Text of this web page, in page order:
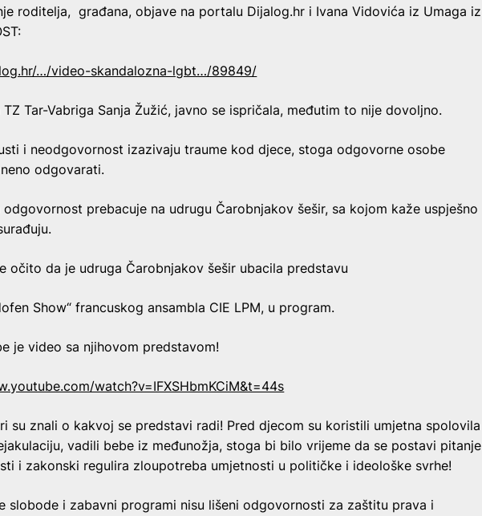
roditelja, građana, objave na portalu Dijalog.hr i Ivana Vidovića iz Umaga iz
…/video-skandalozna-lgbt…/89849/
Tar-Vabriga Sanja Žužić, javno se ispričala, međutim to nije dovoljno.
i neodgovornost izazivaju traume kod djece, stoga odgovorne osobe
odgovarati.
prebacuje na udrugu Čarobnjakov šešir, sa kojom kaže uspješno
očito da je udruga Čarobnjakov šešir ubacila predstavu
Show“ francuskog ansambla CIE LPM, u program.
je video sa njihovom predstavom!
watch?v=IFXSHbmKCiM&t=44s
su znali o kakvoj se predstavi radi! Pred djecom su koristili umjetna spolovila
vadili bebe iz međunožja, stoga bi bilo vrijeme da se postavi pitanje
i zakonski regulira zloupotreba umjetnosti u političke i ideološke svrhe!
slobode i zabavni programi nisu lišeni odgovornosti za zaštitu prava i